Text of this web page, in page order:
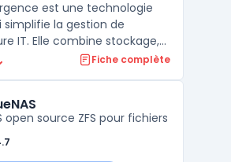
est une technologie
la gestion de
IT. Elle combine stockage,
en une seule
les clusters de
les transforme ...
Fiche complète
open source ZFS pour fichiers